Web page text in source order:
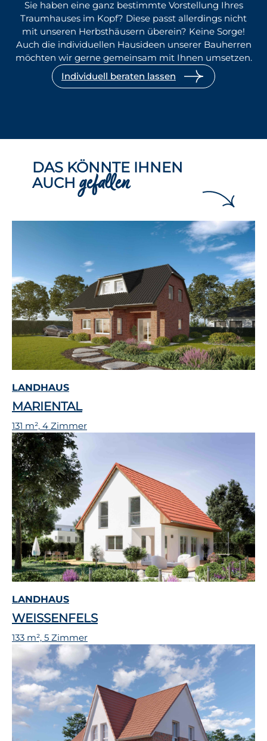
Sie haben eine ganz bestimmte Vorstellung Ihres
Traumhauses im Kopf? Diese passt allerdings nicht
mit unseren Herbsthäusern überein? Keine Sorge!
Auch die individuellen Hausideen unserer Bauherren
möchten wir gerne gemeinsam mit Ihnen umsetzen.
Individuell beraten lassen
DAS KÖNNTE IHNEN
AUCH gefallen
LANDHAUS
MARIENTAL
131 m², 4 Zimmer
LANDHAUS
WEISSENFELS
133 m², 5 Zimmer